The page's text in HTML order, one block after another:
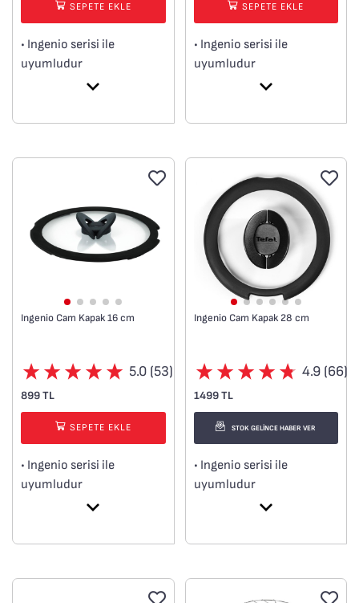
SEPETE EKLE
• Ingenio serisi ile
uyumludur
SEPETE EKLE
• Ingenio serisi ile
uyumludur
Ingenio Cam Kapak 16 cm
5.0 (53)
899 TL
SEPETE EKLE
• Ingenio serisi ile
uyumludur
Ingenio Cam Kapak 28 cm
4.9 (66)
1499 TL
STOK GELİNCE HABER VER
• Ingenio serisi ile
uyumludur